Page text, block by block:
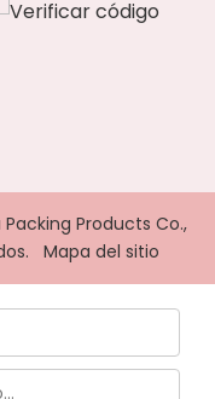
Products Co.,
Mapa del sitio